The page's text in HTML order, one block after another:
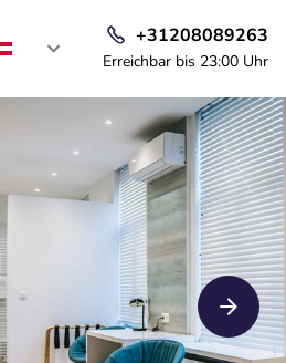
+31208089263
Erreichbar bis 23:00 Uhr